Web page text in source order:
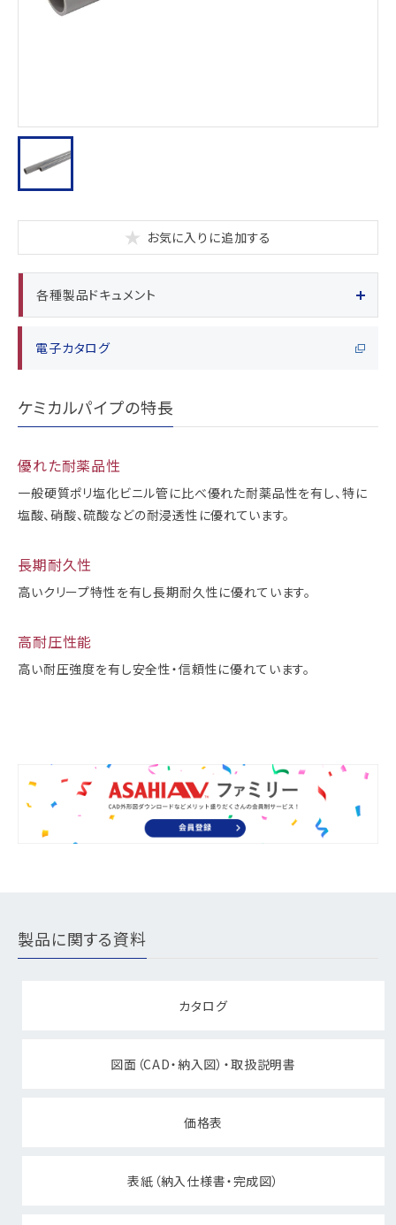
お気に入りに追加する
各種製品ドキュメント
電子カタログ
ケミカルパイプの特長
優れた耐薬品性
一般硬質ポリ塩化ビニル管に比べ優れた耐薬品性を有し、特に
塩酸、硝酸、硫酸などの耐浸透性に優れています。
長期耐久性
高いクリープ特性を有し長期耐久性に優れています。
高耐圧性能
高い耐圧強度を有し安全性・信頼性に優れています。
製品に関する資料
カタログ
図面（CAD・納入図）・取扱説明書
価格表
表紙（納入仕様書・完成図）